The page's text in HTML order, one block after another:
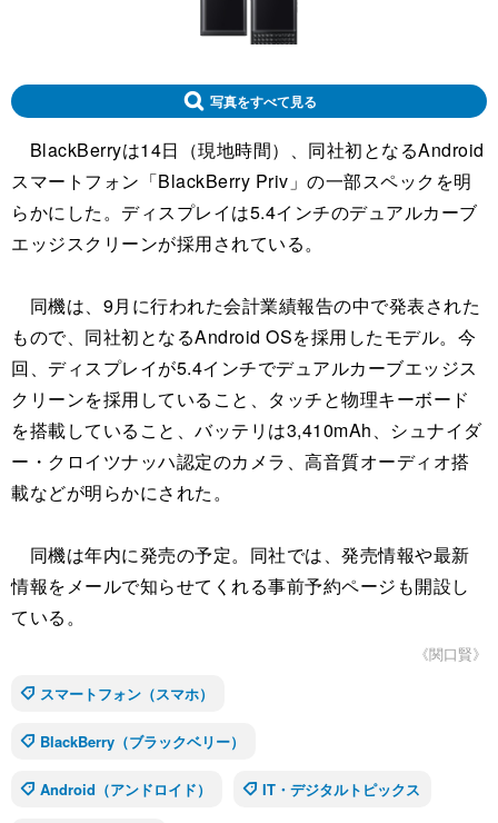
写真をすべて見る
BlackBerryは14日（現地時間）、同社初となるAndroid
スマートフォン「BlackBerry Priv」の一部スペックを明
らかにした。ディスプレイは5.4インチのデュアルカーブ
エッジスクリーンが採用されている。
同機は、9月に行われた会計業績報告の中で発表された
もので、同社初となるAndroid OSを採用したモデル。今
回、ディスプレイが5.4インチでデュアルカーブエッジス
クリーンを採用していること、タッチと物理キーボード
を搭載していること、バッテリは3,410mAh、シュナイダ
ー・クロイツナッハ認定のカメラ、高音質オーディオ搭
載などが明らかにされた。
同機は年内に発売の予定。同社では、発売情報や最新
情報をメールで知らせてくれる事前予約ページも開設し
ている。
《関口賢》
スマートフォン（スマホ）
BlackBerry（ブラックベリー）
Android（アンドロイド） IT・デジタルトピックス